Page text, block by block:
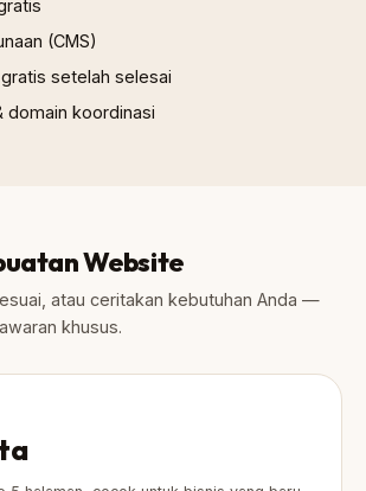
(CMS)
setelah selesai
domain koordinasi
Website
atau ceritakan kebutuhan Anda —
khusus.